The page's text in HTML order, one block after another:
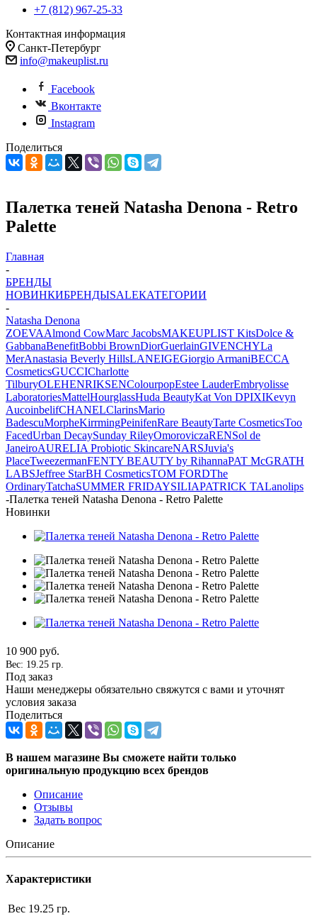
+7 (812) 967-25-33
Контактная информация
Санкт-Петербург
info@makeuplist.ru
Facebook
Вконтакте
Instagram
Поделиться
Палетка теней Natasha Denona - Retro
Palette
Главная
-
БРЕНДЫ
НОВИНКИБРЕНДЫSALEКАТЕГОРИИ
-
Natasha Denona
ZOEVAAlmond CowMarc JacobsMAKEUPLIST KitsDolce &
GabbanaBenefitBobbi BrownDiorGuerlainGIVENCHYLa
MerAnastasia Beverly HillsLANEIGEGiorgio ArmaniBECCA
CosmeticsGUCCICharlotte
TilburyOLEHENRIKSENColourpopEstee LauderEmbryolisse
LaboratoriesMattelHourglassHuda BeautyKat Von DPIXIKevyn
AucoinbelifCHANELClarinsMario
BadescuMorpheKirrmingPeinifenRare BeautyTarte CosmeticsToo
FacedUrban DecaySunday RileyOmoroviczaRENSol de
JaneiroAURELIA Probiotic SkincareNARSJuvia's
PlaceTweezermanFENTY BEAUTY by RihannaPAT McGRATH
LABSJeffree StarBH CosmeticsTOM FORDThe
OrdinaryTatchaSUMMER FRIDAYSILIAPATRICK TALanolips
-Палетка теней Natasha Denona - Retro Palette
Новинки
10 900 руб.
Вес: 19.25 гр.
Под заказ
Наши менеджеры обязательно свяжутся с вами и уточнят
условия заказа
Поделиться
В нашем магазине Вы сможете найти только
оригинальную продукцию всех брендов
Описание
Отзывы
Задать вопрос
Описание
Характеристики
Вес 19.25 гр.